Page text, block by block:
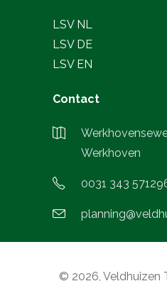
LSV NL
LSV DE
LSV EN
Contact
Werkhoven
0031 343
© 2026, Veldhuizen